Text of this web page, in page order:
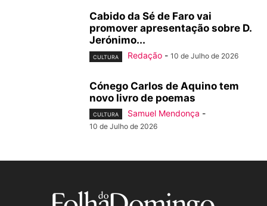
Cabido da Sé de Faro vai
promover apresentação sobre D.
Jerónimo...
CULTURA Redação - 10 de Julho de 2026
Cónego Carlos de Aquino tem
novo livro de poemas
CULTURA Samuel Mendonça -
10 de Julho de 2026